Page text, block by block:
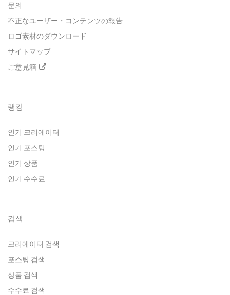
문의
不正なユーザー・コンテンツの報告
ロゴ素材のダウンロード
サイトマップ
ご意見箱
랭킹
인기 크리에이터
인기 포스팅
인기 상품
인기 수수료
검색
크리에이터 검색
포스팅 검색
상품 검색
수수료 검색